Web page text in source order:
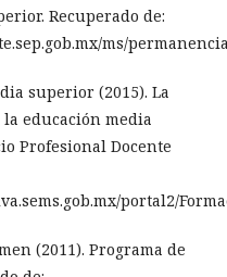
Recuperado de:
ms/
superior (2015). La
educación media
Profesional Docente
portal2/
(2011). Programa de